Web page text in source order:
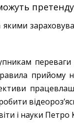
прийому
і науки